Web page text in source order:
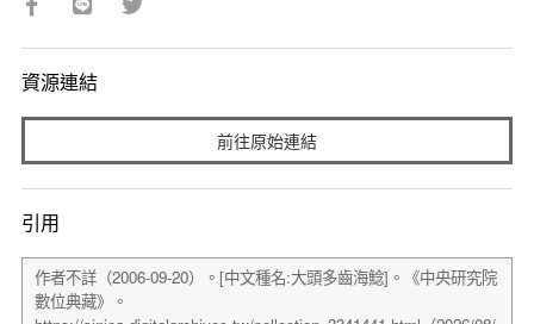
資源連結
前往原始連結
引用